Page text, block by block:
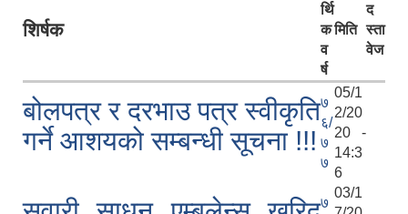
शिर्षक
र्थि
क
व
र्ष
मिति
द
स्ता
वेज
बोलपत्र र दरभाउ पत्र स्वीकृति
गर्ने आशयको सम्बन्धी सूचना !!!
७
६/
७
७
05/1
2/20
20 -
14:3
6
७
03/1